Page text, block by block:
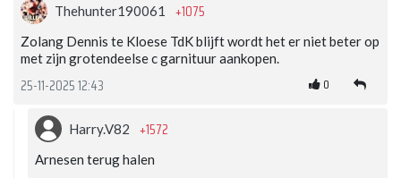
Thehunter190061 +1075
Zolang Dennis te Kloese TdK blijft wordt het er niet beter op
met zijn grotendeelse c garnituur aankopen.
25-11-2025 12:43 0
Harry.V82 +1572
Arnesen terug halen